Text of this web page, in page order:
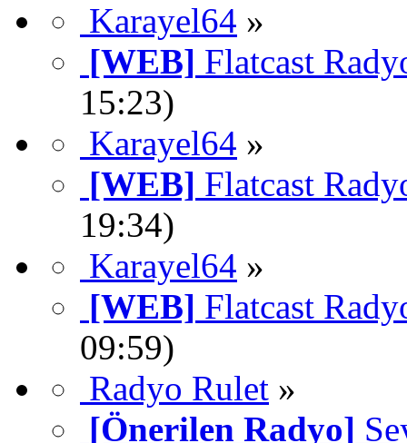
Karayel64 »
[WEB] Flatcast
15:23)
Karayel64 »
[WEB] Flatcast
19:34)
Karayel64 »
[WEB] Flatcast
09:59)
Radyo Rulet »
[Önerilen Radyo]